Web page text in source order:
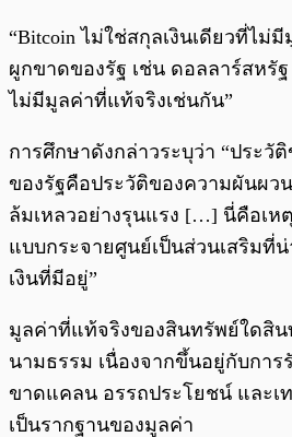
“Bitcoin ไม่ใช่สกุลเงินเดียวที่ไม่
ผูกขาดของรัฐ เช่น ดอลลาร์สหรั
ไม่มีมูลค่าที่แท้จริงเช่นกัน”
การศึกษาดังกล่าวระบุว่า “ประวั
ของรัฐคือประวัติของความผันผว
ล้มเหลวอย่างรุนแรง […] นี่คือเห
แบบกระจายศูนย์เป็นส่วนเสริมที่
เงินที่มีอยู่”
มูลค่าที่แท้จริงของสินทรัพย์ใดสิน
นามธรรม เนื่องจากขึ้นอยู่กับกา
ขาดแคลน อรรถประโยชน์ และเ
เป็นรากฐานของมูลค่า